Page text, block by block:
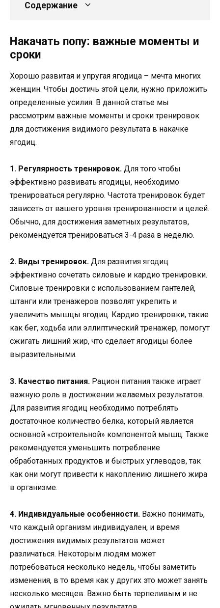
Содержание
Накачать попу: важные моменты и
сроки
Хорошо развитая и упругая ягодица – мечта многих
женщин. Чтобы достичь этой цели, нужно приложить
определенные усилия. В данной статье мы
рассмотрим важные моменты и сроки тренировок
для достижения видимого результата в накачке
ягодиц.
1. Регулярность тренировок. Для того чтобы
эффективно развивать ягодицы, необходимо
тренироваться регулярно. Частота тренировок будет
зависеть от вашего уровня тренированности и целей.
Обычно, для достижения заметных результатов,
рекомендуется тренироваться 3-4 раза в неделю.
2. Виды тренировок. Для развития ягодиц
эффективно сочетать силовые и кардио тренировки.
Силовые тренировки с использованием гантелей,
штанги или тренажеров позволят укрепить и
увеличить мышцы ягодиц. Кардио тренировки, такие
как бег, ходьба или эллиптический тренажер, помогут
сжигать лишний жир, что сделает ягодицы более
выразительными.
3. Качество питания. Рацион питания также играет
важную роль в достижении желаемых результатов.
Для развития ягодиц необходимо потреблять
достаточное количество белка, который является
основной «строительной» компонентой мышц. Также
рекомендуется уменьшить потребление
обработанных продуктов и быстрых углеводов, так
как они могут привести к накоплению лишнего жира
в организме.
4. Индивидуальные особенности. Важно понимать,
что каждый организм индивидуален, и время
достижения видимых результатов может
различаться. Некоторым людям может
потребоваться несколько недель, чтобы заметить
изменения, в то время как у других это может занять
несколько месяцев. Важно быть терпеливым и не